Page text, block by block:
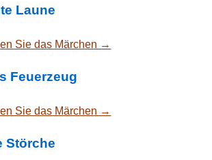
Laune
Sie das Märchen →
Feuerzeug
Sie das Märchen →
Störche